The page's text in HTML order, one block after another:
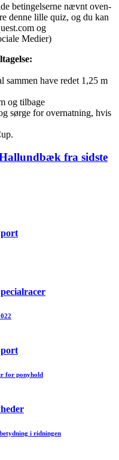
betingelserne nævnt oven-
denne lille quiz, og du kan
og
Medier)
sammen have redet 1,25 m
og tilbage
sørge for overnatning, hvis
fra sidste
for ponyhold
i ridningen